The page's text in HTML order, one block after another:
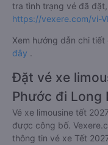
tra tình trạng vé đã
https://vexere.com/vi-
Xem hướng dẫn chi
đây .
Đặt vé xe
Phước đi Long
Vé xe limousine tết
được công bố.
thông tin vé xe Tết